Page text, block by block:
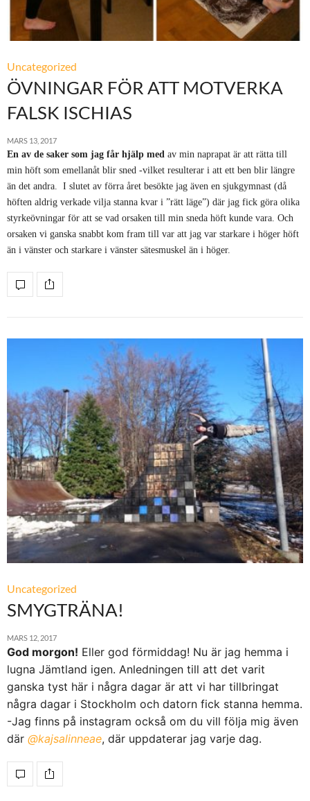
Uncategorized
ÖVNINGAR FÖR ATT MOTVERKA
FALSK ISCHIAS
MARS 13, 2017
En av de saker som jag får hjälp med av min naprapat är att rätta till
min höft som emellanåt blir sned -vilket resulterar i att ett ben blir längre
än det andra. I slutet av förra året besökte jag även en sjukgymnast (då
höften aldrig verkade vilja stanna kvar i ”rätt läge”) där jag fick göra olika
styrkeövningar för att se vad orsaken till min sneda höft kunde vara. Och
orsaken vi ganska snabbt kom fram till var att jag var starkare i höger höft
än i vänster och starkare i vänster sätesmuskel än i höger.
Uncategorized
SMYGTRÄNA!
MARS 12, 2017
God morgon! Eller god förmiddag! Nu är jag hemma i
lugna Jämtland igen. Anledningen till att det varit
ganska tyst här i några dagar är att vi har tillbringat
några dagar i Stockholm och datorn fick stanna hemma.
-Jag finns på instagram också om du vill följa mig även
där @kajsalinneae, där uppdaterar jag varje dag.